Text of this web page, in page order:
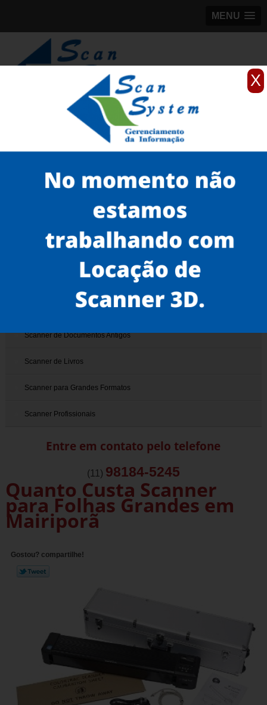
X
MENU
98184-5245
Scanner para grandes formatos
scanner de grande formato
quanto custa scanner para folhas grandes em Mairiporã
Serviços
Scanner de Documentos
Scanner de Documentos Antigos
Scanner de Livros
Scanner para Grandes Formatos
Scanner Profissionais
Entre em contato pelo telefone
(11) 98184-5245
Quanto Custa Scanner
para Folhas Grandes em
Mairiporã
Gostou? compartilhe!